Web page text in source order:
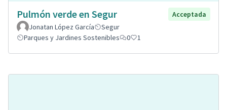
Pulmón verde en Segur
Acceptada
Jonatan López García
Segur
Parques y Jardines Sostenibles
0 1